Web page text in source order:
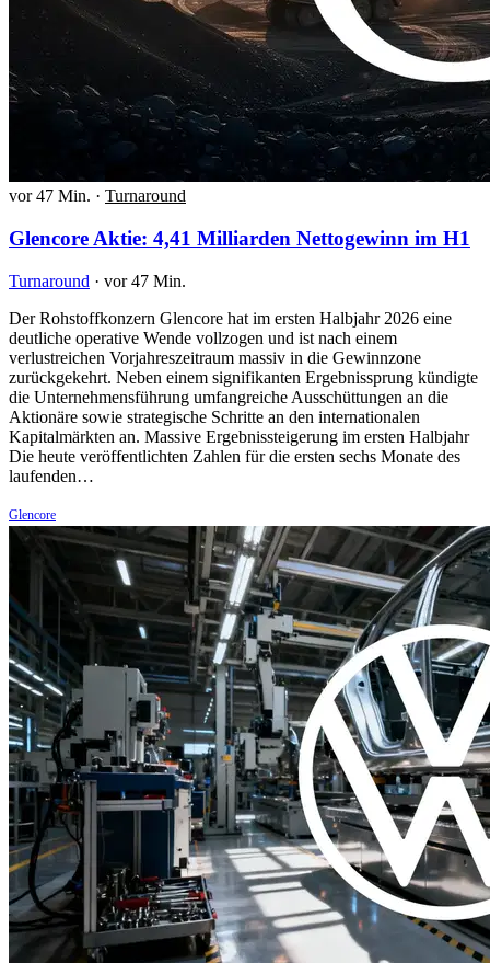
vor 47 Min. · Turnaround
Glencore Aktie: 4,41 Milliarden Nettogewinn im H1
Turnaround · vor 47 Min.
Der Rohstoffkonzern Glencore hat im ersten Halbjahr 2026 eine
deutliche operative Wende vollzogen und ist nach einem
verlustreichen Vorjahreszeitraum massiv in die Gewinnzone
zurückgekehrt. Neben einem signifikanten Ergebnissprung kündigte
die Unternehmensführung umfangreiche Ausschüttungen an die
Aktionäre sowie strategische Schritte an den internationalen
Kapitalmärkten an. Massive Ergebnissteigerung im ersten Halbjahr
Die heute veröffentlichten Zahlen für die ersten sechs Monate des
laufenden…
Glencore